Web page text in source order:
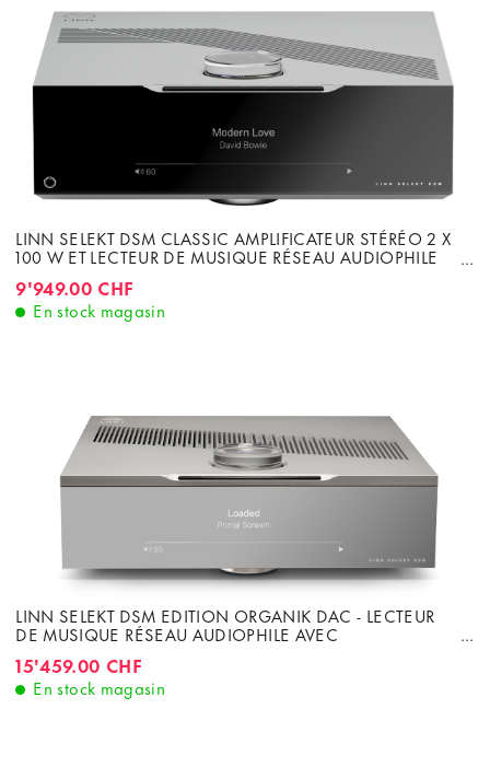
LINN SELEKT DSM CLASSIC AMPLIFICATEUR STÉRÉO 2 X
100 W ET LECTEUR DE MUSIQUE RÉSEAU AUDIOPHILE
9'949.00 CHF
En stock magasin
LINN SELEKT DSM EDITION ORGANIK DAC - LECTEUR
DE MUSIQUE RÉSEAU AUDIOPHILE AVEC
15'459.00 CHF
En stock magasin